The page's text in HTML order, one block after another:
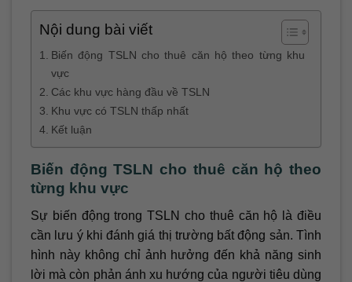
Nội dung bài viết
Biến động TSLN cho thuê căn hộ theo từng khu
vực
Các khu vực hàng đầu về TSLN
Khu vực có TSLN thấp nhất
Kết luận
Biến động TSLN cho thuê căn hộ theo
từng khu vực
Sự biến động trong TSLN cho thuê căn hộ là điều
cần lưu ý khi đánh giá thị trường bất động sản. Tình
hình này không chỉ ảnh hưởng đến khả năng sinh
lời mà còn phản ánh xu hướng của người tiêu dùng